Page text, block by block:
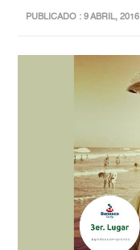
PUBLICADO : 9 ABRIL, 2016